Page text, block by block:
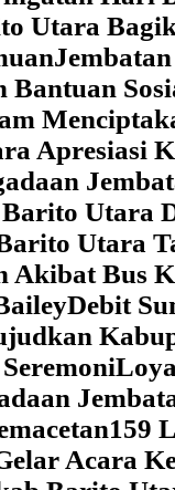
Utara
Apresiasi
Utara
Utara
Akibat Bus
Debit
159
Acara